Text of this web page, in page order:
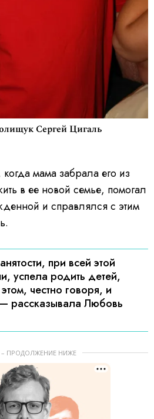
Сергей Цигаль
мама забрала его из
в ее новой семье, помогал
и справлялся с этим
при всей этой
успела родить детей,
честно говоря, и
рассказывала Любовь
– ПРОДОЛЖЕНИЕ НИЖЕ